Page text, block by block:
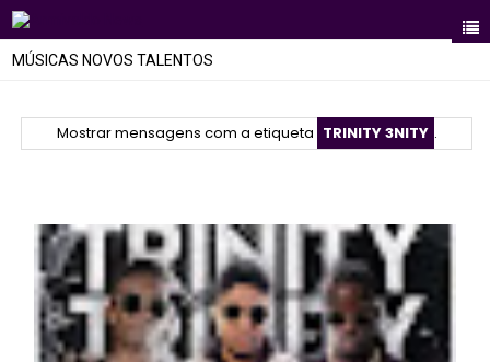
MÚSICAS NOVOS TALENTOS
Mostrar mensagens com a etiqueta TRINITY 3NITY .